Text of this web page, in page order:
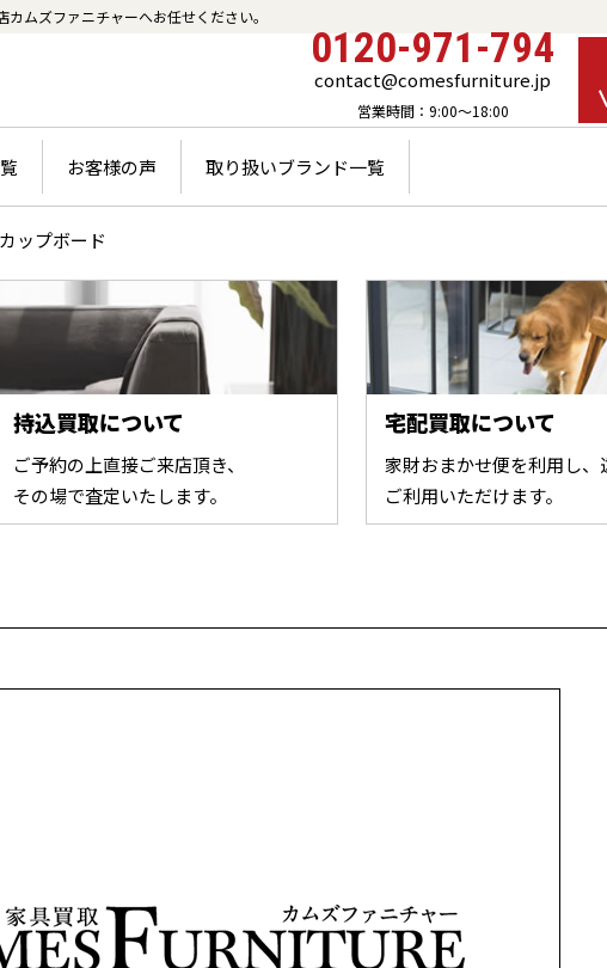
ムズファニチャーへお任せください。
0120-971-794
contact@comesfurniture.jp
営業時間：9:00～18:00
お客様の声 取り扱いブランド一覧
ップボード
持込買取について
ご予約の上直接ご来店頂き、
その場で査定いたします。
宅配買取について
家財おまかせ便を利用し、
ご利用いただけます。